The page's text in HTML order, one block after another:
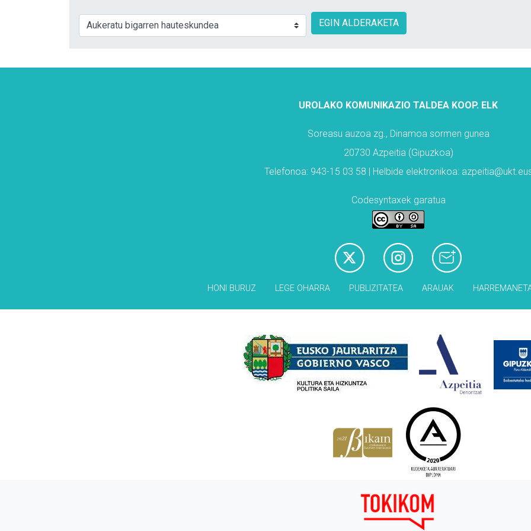
EGIN ALDERAKETA
UROLAKO KOMUNIKAZIO TALDEA KOOP. ELK
Soreasu auzoa zg., Dinamoa sormen gunea
20730 Azpeitia (Gipuzkoa)
Telefonoa: 943-15 03 58 | Helbide elektronikoa:
Codesyntaxek garatua
HONI BURUZ LEGE OHARRA PUBLIZITATEA ARAUAK